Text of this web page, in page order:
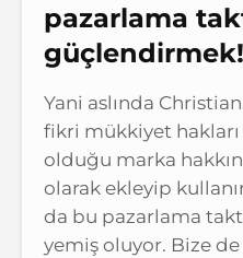
pazarlama
güçlendirmek!
Yani aslında
fikri mükkiyet
olduğu marka
olarak ekleyip
da bu pazarlama
yemiş oluyor. Bize